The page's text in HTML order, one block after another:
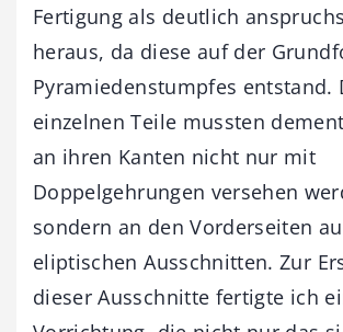
Fertigung als deutlich
heraus, da diese auf der
Pyramiedenstumpfes entstand.
einzelnen Teile mussten
an ihren Kanten nicht nur mit
Doppelgehrungen versehen
sondern an den Vorderseiten
eliptischen Ausschnitten. Zur
dieser Ausschnitte fertigte ich